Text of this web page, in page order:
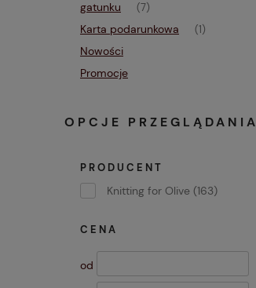
gatunku
(7)
Karta podarunkowa (1)
Nowości
Promocje
OPCJE PRZEGLĄDANIA
PRODUCENT
Knitting for Olive (163)
CENA
od